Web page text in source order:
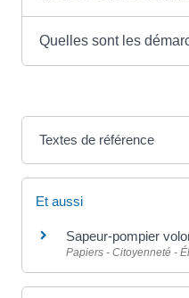
Quelles sont les
Textes de référence
Et aussi
Sapeur-pompier
Papiers - Citoyenneté -